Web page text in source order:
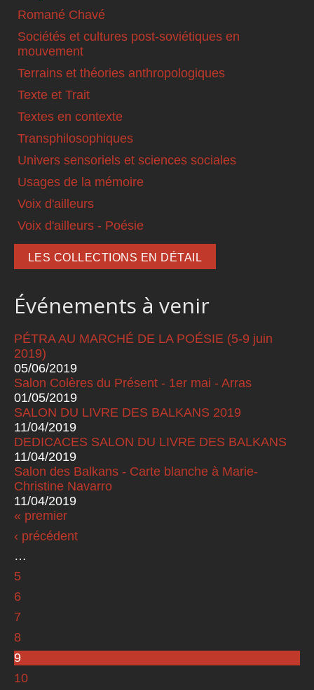
Romané Chavé
Sociétés et cultures post-soviétiques en
mouvement
Terrains et théories anthropologiques
Texte et Trait
Textes en contexte
Transphilosophiques
Univers sensoriels et sciences sociales
Usages de la mémoire
Voix d'ailleurs
Voix d'ailleurs - Poésie
LES COLLECTIONS EN DÉTAIL
Événements à venir
PÉTRA AU MARCHÉ DE LA POÉSIE (5-9 juin
2019)
05/06/2019
Salon Colères du Présent - 1er mai - Arras
01/05/2019
SALON DU LIVRE DES BALKANS 2019
11/04/2019
DEDICACES SALON DU LIVRE DES BALKANS
11/04/2019
Salon des Balkans - Carte blanche à Marie-
Christine Navarro
11/04/2019
Pages
« premier
‹ précédent
…
5
6
7
8
9
10